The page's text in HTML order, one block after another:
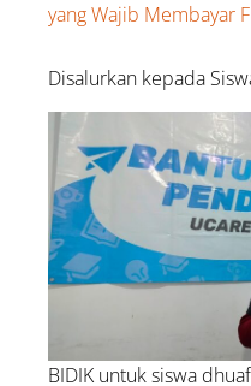
yang Wajib Membayar
Disalurkan kepada
BIDIK untuk siswa